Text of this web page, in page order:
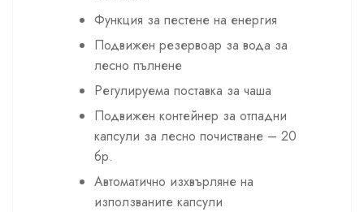
Функция за пестене на енергия
Подвижен резервоар за вода за
лесно пълнене
Регулируема поставка за чаша
Подвижен контейнер за отпадни
капсули за лесно почистване – 20
бр.
Автоматично изхвърляне на
използваните капсули